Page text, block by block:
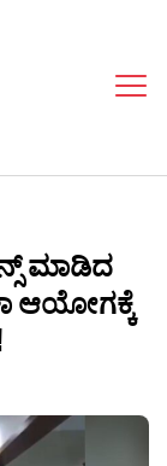
ಮಾಡಿದ
ಆಯೋಗಕ್ಕೆ